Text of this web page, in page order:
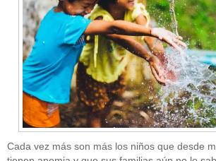
Cada vez más son más los niños que desde